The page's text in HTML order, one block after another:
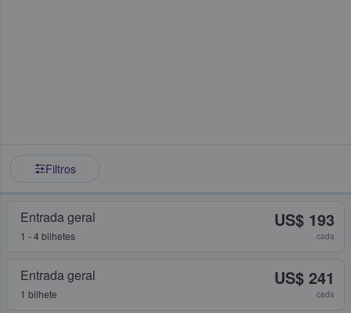
Filtros
Entrada geral
1 - 4 bilhetes
US$ 193
cada
Entrada geral
1 bilhete
US$ 241
cada